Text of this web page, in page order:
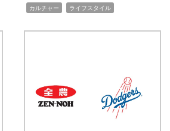
カルチャー ライフスタイル